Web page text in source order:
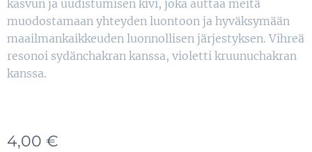
kasvun ja uudistumisen kivi, joka auttaa meitä
muodostamaan yhteyden luontoon ja hyväksymään
maailmankaikkeuden luonnollisen järjestyksen. Vihreä
resonoi sydänchakran kanssa, violetti kruunuchakran
kanssa.
4,00 €